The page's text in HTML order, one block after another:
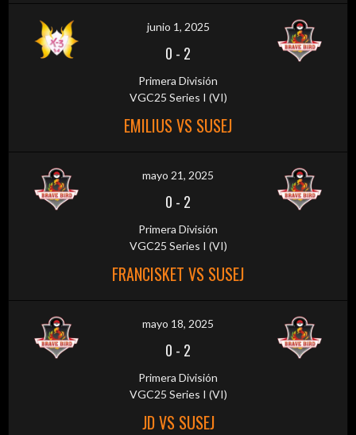
junio 1, 2025
0 - 2
Primera División
VGC25 Series I (VI)
EMILIUS VS SUSEJ
mayo 21, 2025
0 - 2
Primera División
VGC25 Series I (VI)
FRANCISKET VS SUSEJ
mayo 18, 2025
0 - 2
Primera División
VGC25 Series I (VI)
JD VS SUSEJ